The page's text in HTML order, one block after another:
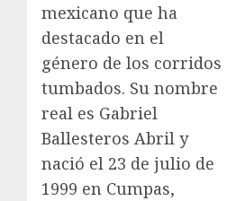
mexicano que ha
destacado en el
género de los corridos
tumbados. Su nombre
real es Gabriel
Ballesteros Abril y
nació el 23 de julio de
1999 en Cumpas,